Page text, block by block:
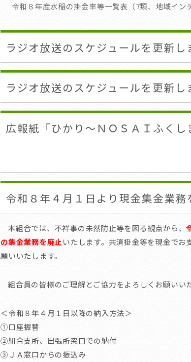
令和８年産水稲の掛金率等一覧表（7類、地域イン
ラジオ放送のスケジュールを更新し
ラジオ放送のスケジュールを更新し
広報紙「ひかり～ＮＯＳＡＩふくし
令和８年４月１日より現金集金業務
本組合では、不祥事の未然防止等を図る観点から、
の集金業務を廃止いたします。共済掛金等を現金で
願いいたします。
組合員の皆様のご理解とご協力をよろしくお願いい
＜令和８年４月１日以降の納入方法＞
①口座振替
②組合支所、出張所窓口での納付
③ＪＡ窓口からの振込み